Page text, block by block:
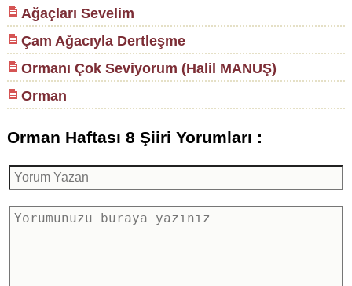
Ağaçları Sevelim
Çam Ağacıyla Dertleşme
Ormanı Çok Seviyorum (Halil MANUŞ)
Orman
Orman Haftası 8 Şiiri Yorumları :